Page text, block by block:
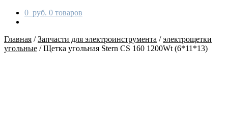
0 руб. 0 товаров
Главная /Запчасти для электроинструмента /электрощетки
угольные /Щетка угольная Stern CS 160 1200Wt (6*11*13)